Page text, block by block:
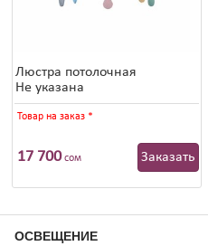
Люстра потолочная
Не указана
Товар на заказ *
17 700сом Заказать
ОСВЕЩЕНИЕ